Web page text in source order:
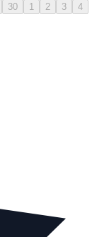
30 1 2 3 4